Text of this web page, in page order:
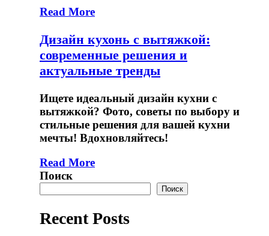
Read More
Дизайн кухонь с вытяжкой:
современные решения и
актуальные тренды
Ищете идеальный дизайн кухни с
вытяжкой? Фото, советы по выбору и
стильные решения для вашей кухни
мечты! Вдохновляйтесь!
Read More
Поиск
Поиск
Recent Posts